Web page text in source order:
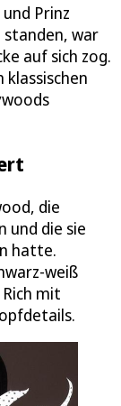
Prinz
war
auf sich zog.
klassischen
die
und die sie
hatte.
weiß
mit